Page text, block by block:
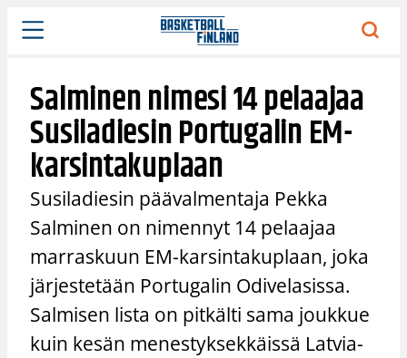
Siirry
sisältöön
Salminen nimesi 14 pelaajaa
Susiladiesin Portugalin EM-
karsintakuplaan
Susiladiesin päävalmentaja Pekka
Salminen on nimennyt 14 pelaajaa
marraskuun EM-karsintakuplaan, joka
järjestetään Portugalin Odivelasissa.
Salmisen lista on pitkälti sama joukkue
kuin kesän menestyksekkäissä Latvia-